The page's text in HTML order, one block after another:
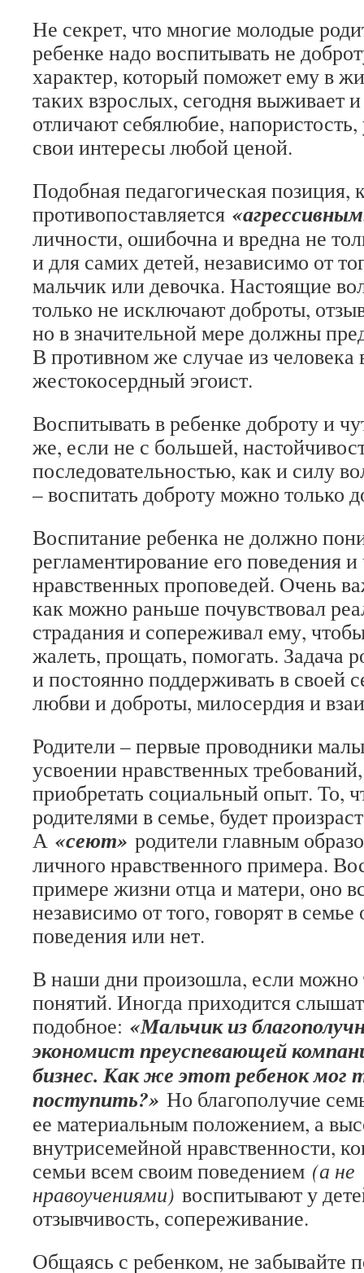
Не секрет, что многие молодые
ребенке надо воспитывать не
характер, который поможет ему в
таких взрослых, сегодня выживает и
отличают себялюбие, напористость,
свои интересы любой ценой.
Подобная педагогическая позиция,
противопоставляется
личности, ошибочна и вредна не
и для самих детей, независимо от
мальчик или девочка. Настоящие
только не исключают доброты,
но в значительной мере должны
В противном же случае из человека
жестокосердный эгоист.
Воспитывать в ребенке доброту и
же, если не с большей,
последовательностью, как и силу
– воспитать доброту можно только
Воспитание ребенка не должно
регламентирование его поведения
нравственных проповедей. Очень
как можно раньше почувствовал
страдания и сопереживал ему,
жалеть, прощать, помогать. Задача
и постоянно поддерживать в своей
любви и доброты, милосердия и
Родители – первые проводники
усвоении нравственных
приобретать социальный опыт. То,
родителями в семье, будет
А «сеют» родители главным
личного нравственного примера.
примере жизни отца и матери, оно
независимо от того, говорят в
поведения или нет.
В наши дни произошла, если можно
понятий. Иногда приходится
подобное: «Мальчик из
экономист преуспевающей
бизнес. Как же этот ребенок мог
поступить?» Но благополучие
ее материальным положением, а
внутрисемейной нравственности,
семьи всем своим поведением (а не
нравоучениями) воспитывают у
отзывчивость, сопереживание.
Общаясь с ребенком, не забывайте